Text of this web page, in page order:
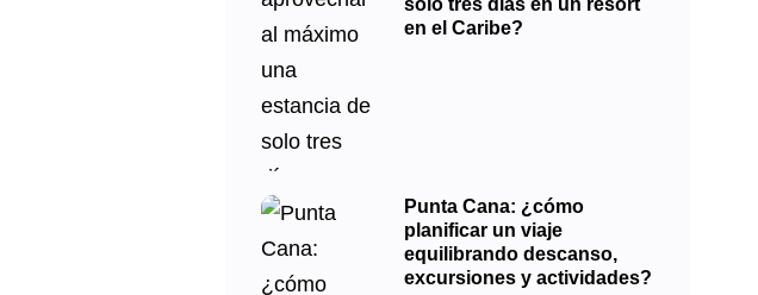
solo tres días en un resort
en el Caribe?
Punta Cana: ¿cómo
planificar un viaje
equilibrando descanso,
excursiones y actividades?